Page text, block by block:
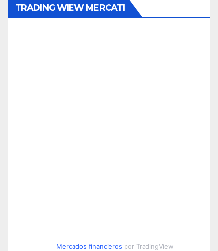
TRADING WIEW MERCATI
Mercados financieros por TradingView